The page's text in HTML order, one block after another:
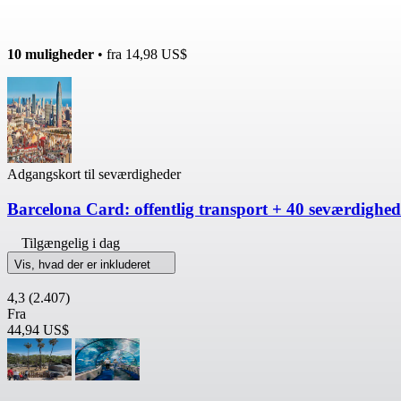
10 muligheder • fra 14,98 US$
Adgangskort til seværdigheder
Barcelona Card: offentlig transport + 40
Tilgængelig i dag
Vis, hvad der er inkluderet
4,3 (2.407)
Fra
44,94 US$